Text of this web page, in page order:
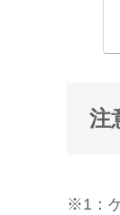
注
※1：